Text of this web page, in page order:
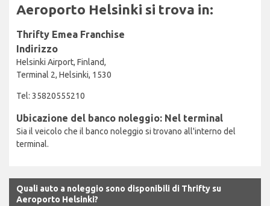
Aeroporto Helsinki si trova in:
Thrifty Emea Franchise
Indirizzo
Helsinki Airport, Finland,
Terminal 2, Helsinki, 1530
Tel: 35820555210
Ubicazione del banco noleggio: Nel terminal
Sia il veicolo che il banco noleggio si trovano all'interno del
terminal.
Quali auto a noleggio sono disponibili di Thrifty su
Aeroporto Helsinki?